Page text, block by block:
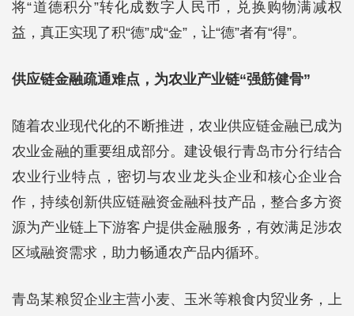
将“道德积分”转化成数字人民币，兑换购物满减权
益，真正实现了积“德”成“金”，让“德”者有“得”。
供应链金融疏通难点，为农业产业链“强筋健骨”
随着农业现代化的不断推进，农业供应链金融已成为
农业金融的重要组成部分。建设银行青岛市分行结合
农业行业特点，密切与农业龙头企业和核心企业合
作，持续创新供应链融资金融科技产品，整合多方资
源为产业链上下游客户提供金融服务，有效满足涉农
区域融资需求，助力畅通农产品内循环。
青岛某粮贸企业主营小麦、玉米等粮食内贸业务，上